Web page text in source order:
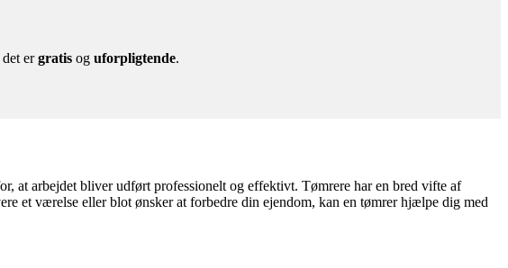
ergratis og uforpligtende.
at arbejdet bliver udført professionelt og effektivt. Tømrere har en bred vifte af
et værelse eller blot ønsker at forbedre din ejendom, kan en tømrer hjælpe dig med